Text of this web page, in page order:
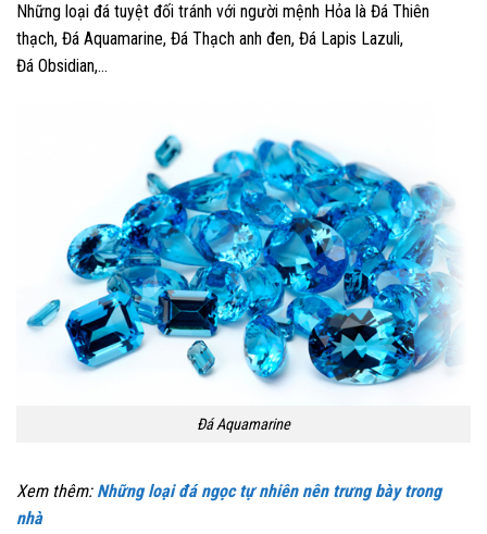
Những loại đá tuyệt đối tránh với người mệnh Hỏa là Đá Thiên
thạch, Đá Aquamarine, Đá Thạch anh đen, Đá Lapis Lazuli,
Đá Obsidian,…
Đá Aquamarine
Xem thêm: Những loại đá ngọc tự nhiên nên trưng bày trong
nhà